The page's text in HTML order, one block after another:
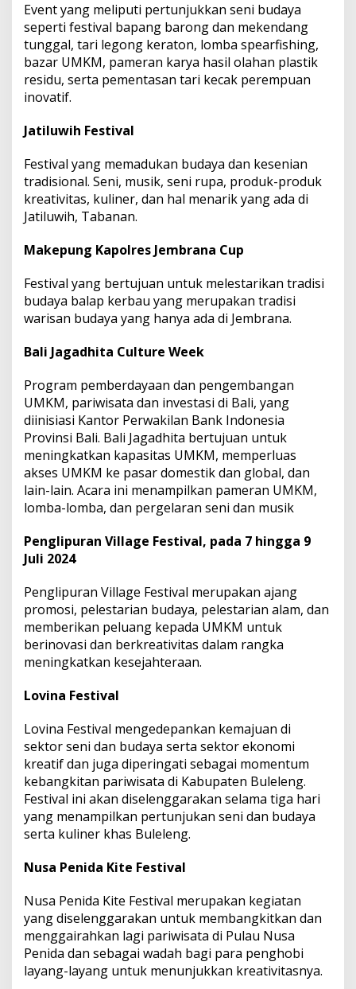
Event yang meliputi pertunjukkan seni budaya
seperti festival bapang barong dan mekendang
tunggal, tari legong keraton, lomba spearfishing,
bazar UMKM, pameran karya hasil olahan plastik
residu, serta pementasan tari kecak perempuan
inovatif.
Jatiluwih Festival
Festival yang memadukan budaya dan kesenian
tradisional. Seni, musik, seni rupa, produk-produk
kreativitas, kuliner, dan hal menarik yang ada di
Jatiluwih, Tabanan.
Makepung Kapolres Jembrana Cup
Festival yang bertujuan untuk melestarikan tradisi
budaya balap kerbau yang merupakan tradisi
warisan budaya yang hanya ada di Jembrana.
Bali Jagadhita Culture Week
Program pemberdayaan dan pengembangan
UMKM, pariwisata dan investasi di Bali, yang
diinisiasi Kantor Perwakilan Bank Indonesia
Provinsi Bali. Bali Jagadhita bertujuan untuk
meningkatkan kapasitas UMKM, memperluas
akses UMKM ke pasar domestik dan global, dan
lain-lain. Acara ini menampilkan pameran UMKM,
lomba-lomba, dan pergelaran seni dan musik
Penglipuran Village Festival, pada 7 hingga 9
Juli 2024
Penglipuran Village Festival merupakan ajang
promosi, pelestarian budaya, pelestarian alam, dan
memberikan peluang kepada UMKM untuk
berinovasi dan berkreativitas dalam rangka
meningkatkan kesejahteraan.
Lovina Festival
Lovina Festival mengedepankan kemajuan di
sektor seni dan budaya serta sektor ekonomi
kreatif dan juga diperingati sebagai momentum
kebangkitan pariwisata di Kabupaten Buleleng.
Festival ini akan diselenggarakan selama tiga hari
yang menampilkan pertunjukan seni dan budaya
serta kuliner khas Buleleng.
Nusa Penida Kite Festival
Nusa Penida Kite Festival merupakan kegiatan
yang diselenggarakan untuk membangkitkan dan
menggairahkan lagi pariwisata di Pulau Nusa
Penida dan sebagai wadah bagi para penghobi
layang-layang untuk menunjukkan kreativitasnya.